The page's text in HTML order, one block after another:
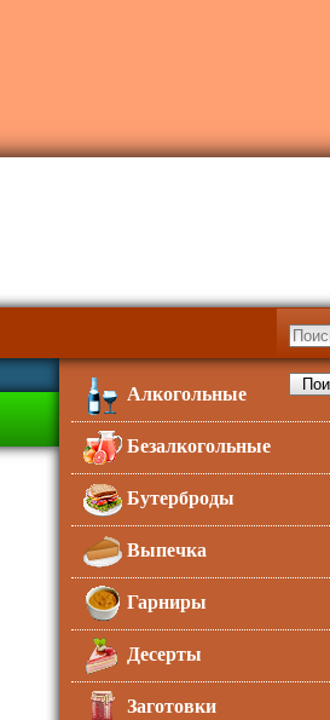
Алкогольные
Безалкогольные
Бутерброды
Выпечка
Гарниры
Десерты
Заготовки